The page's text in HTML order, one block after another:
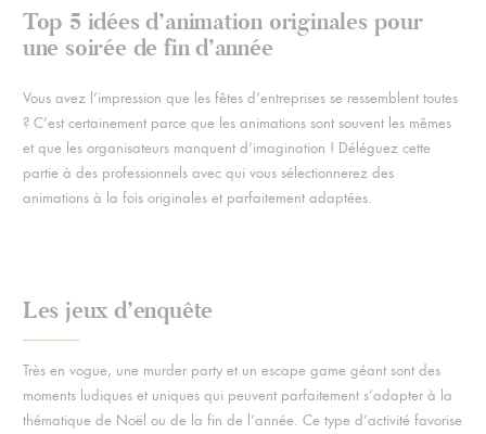
Top 5 idées d’animation originales pour
une soirée de fin d’année
Vous avez l’impression que les fêtes d’entreprises se ressemblent toutes
? C’est certainement parce que les animations sont souvent les mêmes
et que les organisateurs manquent d’imagination ! Déléguez cette
partie à des professionnels avec qui vous sélectionnerez des
animations à la fois originales et parfaitement adaptées.
Les jeux d’enquête
Très en vogue, une murder party et un escape game géant sont des
moments ludiques et uniques qui peuvent parfaitement s’adapter à la
thématique de Noël ou de la fin de l’année. Ce type d’activité favorise